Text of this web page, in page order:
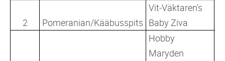
2 Pomeranian/Kääbusspits
Vit-Väktaren's
Baby Ziva
Hobby
Maryden